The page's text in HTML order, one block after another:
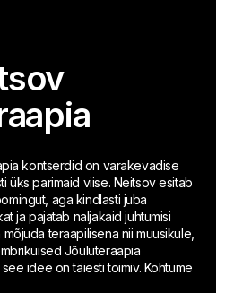
kontserdid on varakevadise
üks parimaid viise. Neitsov esitab
aga kindlasti juba
ja pajatab naljakaid juhtumisi
teraapilisena nii muusikule,
Jõuluteraapia
idee on täiesti toimiv. Kohtume